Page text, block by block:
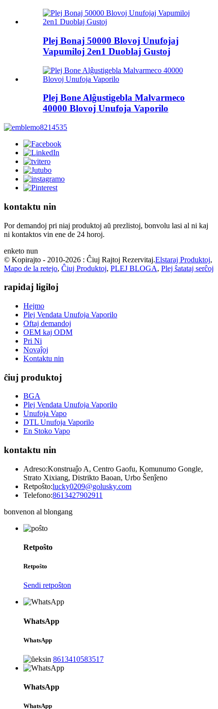
Plej Bonaj 50000 Blovoj Unufojaj
Vapumiloj 2en1 Duoblaj Gustoj
Plej Bone Alĝustigebla Malvarmeco
40000 Blovoj Unufoja Vaporilo
kontaktu nin
Por demandoj pri niaj produktoj aŭ prezlistoj, bonvolu lasi al ni kaj
ni kontaktos vin ene de 24 horoj.
enketo nun
© Kopirajto - 2010-2026 : Ĉiuj Rajtoj Rezervitaj.Elstaraj Produktoj,
Mapo de la retejo, Ĉiuj Produktoj, PLEJ BLOGA, Plej ŝatataj serĉoj
rapidaj ligiloj
Hejmo
Plej Vendata Unufoja Vaporilo
Oftaj demandoj
OEM kaj ODM
Pri Ni
Novaĵoj
Kontaktu nin
ĉiuj produktoj
BGA
Plej Vendata Unufoja Vaporilo
Unufoja Vapo
DTL Unufoja Vaporilo
En Stoko Vapo
kontaktu nin
Adreso:Konstruaĵo A, Centro Gaofu, Komunumo Gongle,
Strato Xixiang, Distrikto Baoan, Urbo Ŝenĵeno
Retpoŝto:lucky0209@golusky.com
Telefono:8613427902911
bonvenon al blongang
Retpoŝto
Retpoŝto
Sendi retpoŝton
WhatsApp
WhatsApp
8613410583517
WhatsApp
WhatsApp